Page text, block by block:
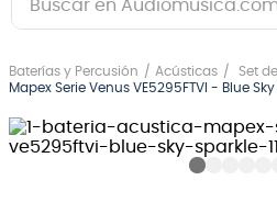
Baterías y Percusión Acústicas Set
Mapex Serie Venus VE5295FTVI - Blue
1.
guitarra electrica
2.
bajo
guitarra electroacústica